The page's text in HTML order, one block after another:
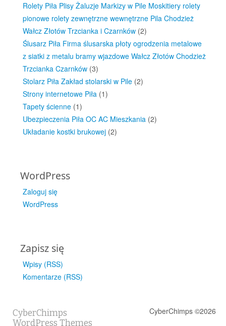
Rolety Piła Plisy Żaluzje Markizy w Pile Moskitiery rolety
pionowe rolety zewnętrzne wewnętrzne Pila Chodzież
Wałcz Złotów Trzcianka i Czarnków (2)
Ślusarz Piła Firma ślusarska płoty ogrodzenia metalowe
z siatki z metalu bramy wjazdowe Wałcz Złotów Chodzież
Trzcianka Czarnków (3)
Stolarz Piła Zakład stolarski w Pile (2)
Strony internetowe Piła (1)
Tapety ścienne (1)
Ubezpieczenia Piła OC AC Mieszkania (2)
Układanie kostki brukowej (2)
WordPress
Zaloguj się
WordPress
Zapisz się
Wpisy (RSS)
Komentarze (RSS)
CyberChimps
WordPress Themes
CyberChimps ©2026